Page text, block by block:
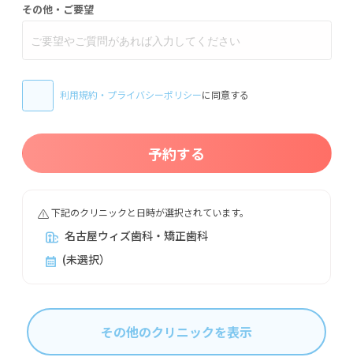
その他・ご要望
利用規約 ・ プライバシーポリシーに同意する
予約する
下記のクリニックと日時が選択されています。
名古屋ウィズ歯科・矯正歯科
(未選択）
その他のクリニックを表示